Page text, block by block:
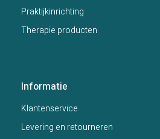
Praktijkinrichting
Therapie producten
Informatie
Klantenservice
Levering en retourneren